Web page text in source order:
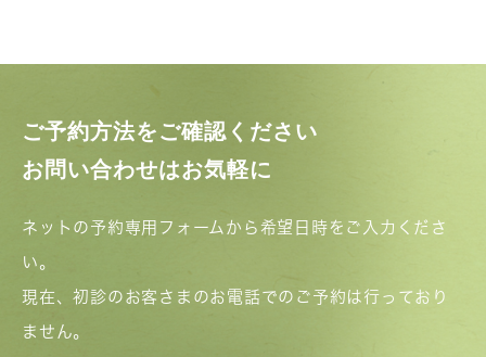
ご予約方法をご確認ください
お問い合わせはお気軽に
ネットの予約専用フォームから希望日時をご入力くださ
い。
現在、初診のお客さまのお電話でのご予約は行っており
ません。